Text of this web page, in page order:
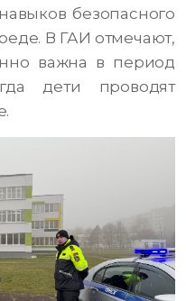
безопасного
В ГАИ отмечают,
важна в период
дети проводят